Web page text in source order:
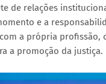
de relações
e a
a própria
a promoção da justiça.